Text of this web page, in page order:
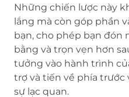
Những chiến lược này
lắng mà còn góp phần
bạn, cho phép bạn đón
bằng và trọn vẹn hơn
tưởng vào hành trình
trợ và tiến về phía trước
sự lạc quan.